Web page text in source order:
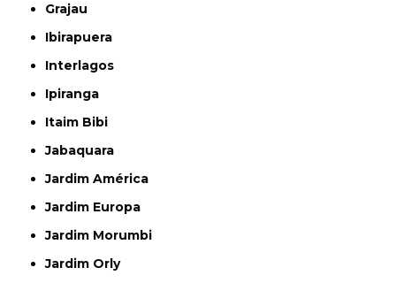
Grajau
Ibirapuera
Interlagos
Ipiranga
Itaim Bibi
Jabaquara
Jardim América
Jardim Europa
Jardim Morumbi
Jardim Orly